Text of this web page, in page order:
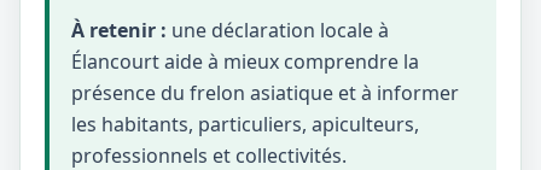
À retenir : une déclaration locale à
Élancourt aide à mieux comprendre la
présence du frelon asiatique et à informer
les habitants, particuliers, apiculteurs,
professionnels et collectivités.